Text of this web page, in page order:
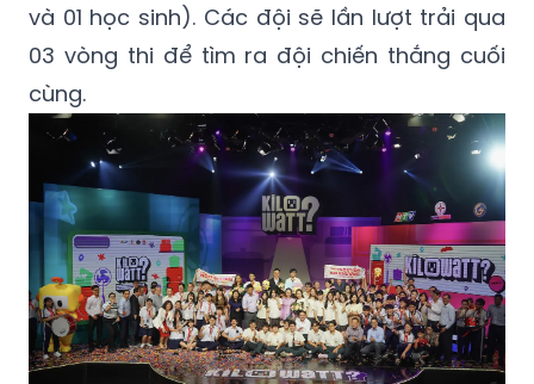
và 01 học sinh). Các đội sẽ lần lượt trải qua
03 vòng thi để tìm ra đội chiến thắng cuối
cùng.